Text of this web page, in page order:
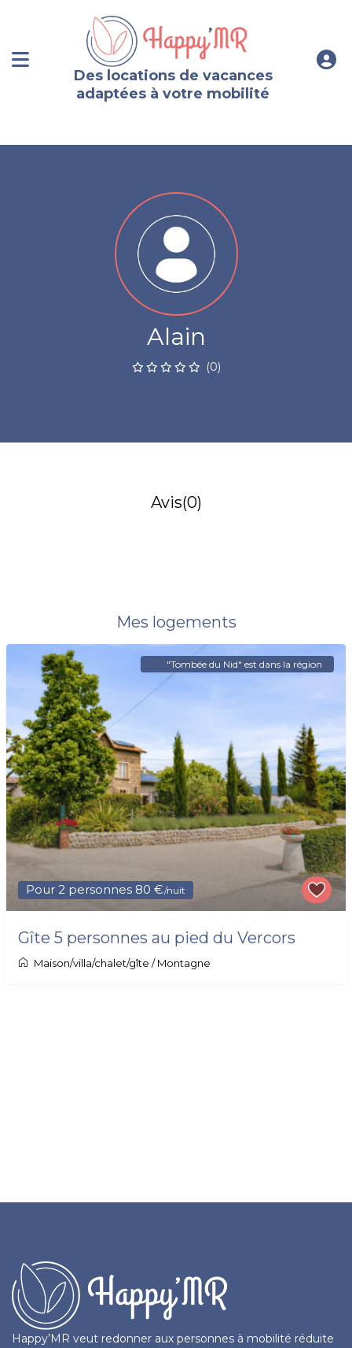
Des locations de vacances
adaptées à votre mobilité
Alain
(0)
Avis(0)
Mes logements
Pour 2 personnes 80 €/nuit
"Tombée du Nid" est dans la région
Gîte 5 personnes au pied du Vercors
Maison/villa/chalet/gîte /Montagne
Happy’MR veut redonner aux personnes à mobilité réduite